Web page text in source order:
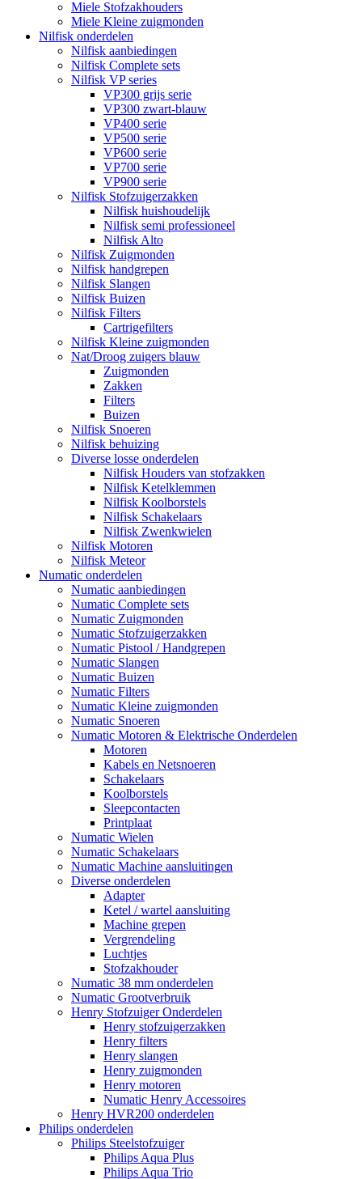
Miele Stofzakhouders
Miele Kleine zuigmonden
Nilfisk onderdelen
Nilfisk aanbiedingen
Nilfisk Complete sets
Nilfisk VP series
VP300 grijs serie
VP300 zwart-blauw
VP400 serie
VP500 serie
VP600 serie
VP700 serie
VP900 serie
Nilfisk Stofzuigerzakken
Nilfisk huishoudelijk
Nilfisk semi professioneel
Nilfisk Alto
Nilfisk Zuigmonden
Nilfisk handgrepen
Nilfisk Slangen
Nilfisk Buizen
Nilfisk Filters
​Cartrigefilters
Nilfisk Kleine zuigmonden
Nat/Droog zuigers blauw
Zuigmonden
Zakken
Filters
Buizen
Nilfisk Snoeren
Nilfisk behuizing
Diverse losse onderdelen
Nilfisk Houders van stofzakken
Nilfisk Ketelklemmen
Nilfisk Koolborstels
Nilfisk Schakelaars
Nilfisk Zwenkwielen
Nilfisk Motoren
Nilfisk Meteor
Numatic onderdelen
Numatic aanbiedingen
Numatic Complete sets
Numatic Zuigmonden
Numatic Stofzuigerzakken
Numatic Pistool / Handgrepen
Numatic Slangen
Numatic Buizen
Numatic Filters
Numatic Kleine zuigmonden
Numatic Snoeren
Numatic Motoren & Elektrische Onderdelen
Motoren
Kabels en Netsnoeren
Schakelaars
Koolborstels
Sleepcontacten
Printplaat
Numatic Wielen
Numatic Schakelaars
Numatic Machine aansluitingen
Diverse onderdelen
Adapter
Ketel / wartel aansluiting
Machine grepen
Vergrendeling
Luchtjes
Stofzakhouder
Numatic 38 mm onderdelen
Numatic Grootverbruik
Henry Stofzuiger Onderdelen
Henry stofzuigerzakken
Henry filters
Henry slangen
Henry zuigmonden
Henry motoren
Numatic Henry Accessoires
Henry HVR200 onderdelen
Philips onderdelen
Philips Steelstofzuiger
Philips Aqua Plus
Philips Aqua Trio